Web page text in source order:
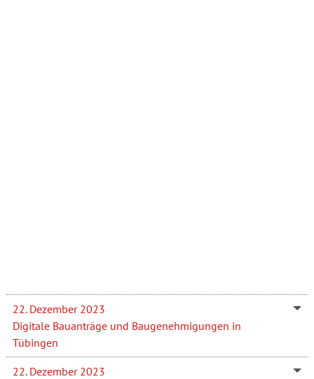
22. Dezember 2023
Digitale Bauanträge und Baugenehmigungen in
Tübingen
22. Dezember 2023